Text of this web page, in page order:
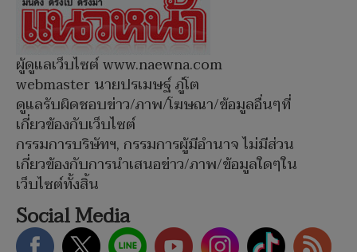
ผู้ดูแลเว็บไซต์ www.naewna.com
webmaster นายปรเมษฐ์ ภู่โต
ดูแลรับผิดชอบข่าว/ภาพ/โฆษณา/ข้อมูลอื่นๆที่
เกี่ยวข้องกับเว็บไซต์
กรรมการบริษัทฯ, กรรมการผู้มีอำนาจ ไม่มีส่วน
เกี่ยวข้องกับการนำเสนอข่าว/ภาพ/ข้อมูลใดๆใน
เว็บไซต์ทั้งสิ้น
Social Media